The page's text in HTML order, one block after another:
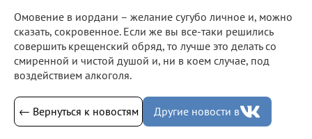
Омовение в иордани – желание сугубо личное и, можно
сказать, сокровенное. Если же вы все-таки решились
совершить крещенский обряд, то лучше это делать со
смиренной и чистой душой и, ни в коем случае, под
воздействием алкоголя.
← Вернуться к новостям Другие новости в